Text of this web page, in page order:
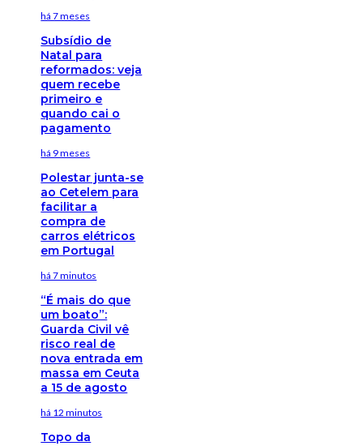
há 7 meses
Subsídio de
Natal para
reformados: veja
quem recebe
primeiro e
quando cai o
pagamento
há 9 meses
Polestar junta-se
ao Cetelem para
facilitar a
compra de
carros elétricos
em Portugal
há 7 minutos
“É mais do que
um boato”:
Guarda Civil vê
risco real de
nova entrada em
massa em Ceuta
a 15 de agosto
há 12 minutos
Topo da